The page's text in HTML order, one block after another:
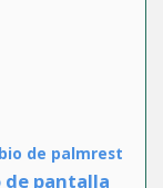
de palmrest
de pantalla